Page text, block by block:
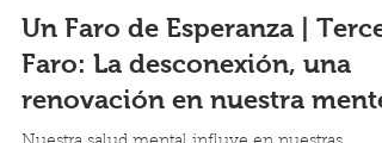
Benjamín Rodríguez
5 may 2025
4 min de lectura
Un Faro de Esperanza | Tercer
Faro: La desconexión, una